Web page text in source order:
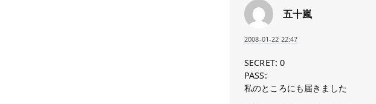
五十嵐
2008-01-22 22:47
SECRET: 0
PASS:
私のところにも届きました